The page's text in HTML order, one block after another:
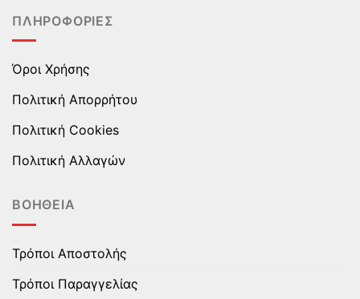
προϊόντος
ΠΛΗΡΟΦΟΡΊΕΣ
Όροι Χρήσης
Πολιτική Απορρήτου
Πολιτική Cookies
Πολιτική Αλλαγών
ΒΟΉΘΕΙΑ
Τρόποι Αποστολής
Τρόποι Παραγγελίας